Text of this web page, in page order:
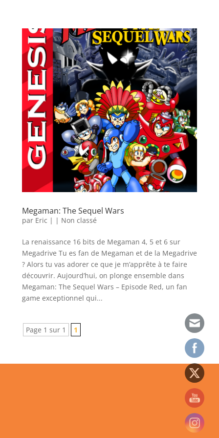
Megaman: The Sequel Wars
par Eric | | Non classé
La renaissance 16 bits de Megaman 4, 5 et 6 sur
Megadrive Tu es fan de Megaman et de la Megadrive
? Alors tu vas adorer ce que je m’apprête à te faire
découvrir. Aujourd’hui, on plonge ensemble dans
Megaman: The Sequel Wars – Episode Red, un fan
game exceptionnel qui...
Page 1 sur 1 1